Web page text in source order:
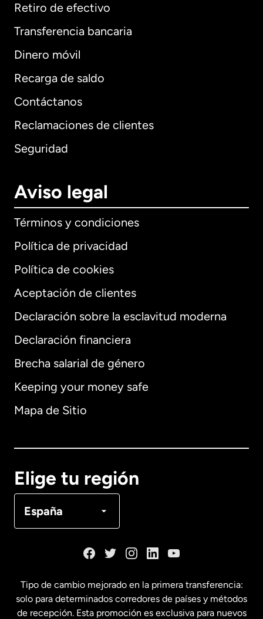
Retiro de efectivo
Transferencia bancaria
Dinero móvil
Recarga de saldo
Contáctanos
Reclamaciones de clientes
Seguridad
Aviso legal
Términos y condiciones
Política de privacidad
Política de cookies
Aceptación de clientes
Declaración sobre la esclavitud moderna
Declaración financiera
Brecha salarial de género
Keeping your money safe
Mapa de Sitio
Elige tu región
España
Internacional English
Alemania
Français
Estados Unidos English
Tipo de cambio mejorado en la primera transferencia:
solo para determinados corredores de países y métodos
de recepción. Esta promoción es exclusiva para nuevos